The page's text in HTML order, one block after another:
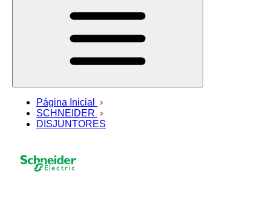
Página Inicial
SCHNEIDER
DISJUNTORES